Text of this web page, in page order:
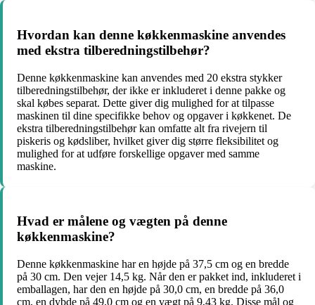
Hvordan kan denne køkkenmaskine anvendes
med ekstra tilberedningstilbehør?
Denne køkkenmaskine kan anvendes med 20 ekstra stykker
tilberedningstilbehør, der ikke er inkluderet i denne pakke og
skal købes separat. Dette giver dig mulighed for at tilpasse
maskinen til dine specifikke behov og opgaver i køkkenet. De
ekstra tilberedningstilbehør kan omfatte alt fra rivejern til
piskeris og kødsliber, hvilket giver dig større fleksibilitet og
mulighed for at udføre forskellige opgaver med samme
maskine.
Hvad er målene og vægten på denne
køkkenmaskine?
Denne køkkenmaskine har en højde på 37,5 cm og en bredde
på 30 cm. Den vejer 14,5 kg. Når den er pakket ind, inkluderet i
emballagen, har den en højde på 30,0 cm, en bredde på 36,0
cm, en dybde på 49,0 cm og en vægt på 9,43 kg. Disse mål og